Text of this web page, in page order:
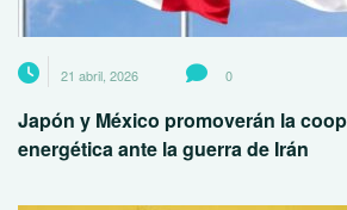
21 abril, 2026 0
Japón y México promoverán la
energética ante la guerra de Irán